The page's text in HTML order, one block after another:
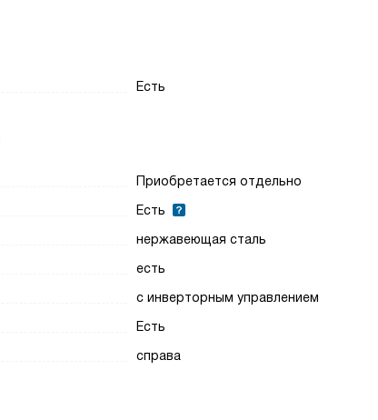
Есть
Приобретается отдельно
Есть
нержавеющая сталь
есть
с инверторным управлением
Есть
справа